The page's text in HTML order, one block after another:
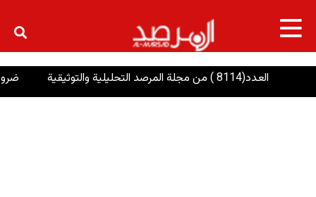
×العدد(8114 ) من مجلة المرصد التحليلية والتوثيقية ضرورة